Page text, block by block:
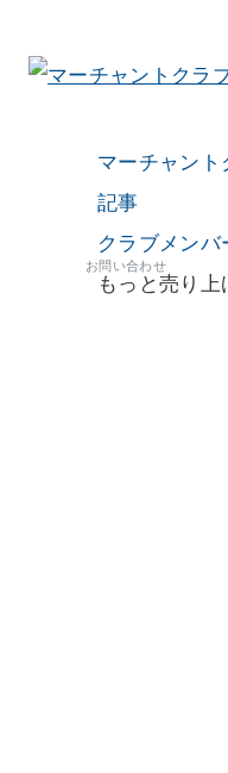
お問い合わせ
マーチャント
記事
クラブメンバ
もっと売り